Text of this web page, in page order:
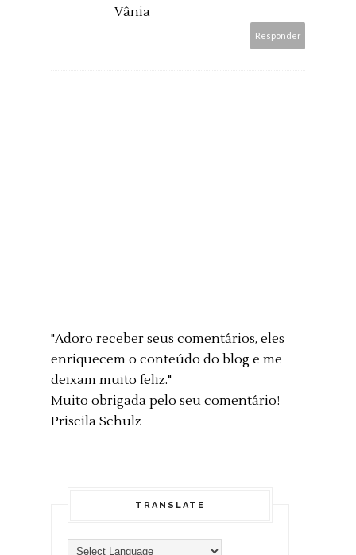
Vânia
Responder
"Adoro receber seus comentários, eles
enriquecem o conteúdo do blog e me
deixam muito feliz."
Muito obrigada pelo seu comentário!
Priscila Schulz
TRANSLATE